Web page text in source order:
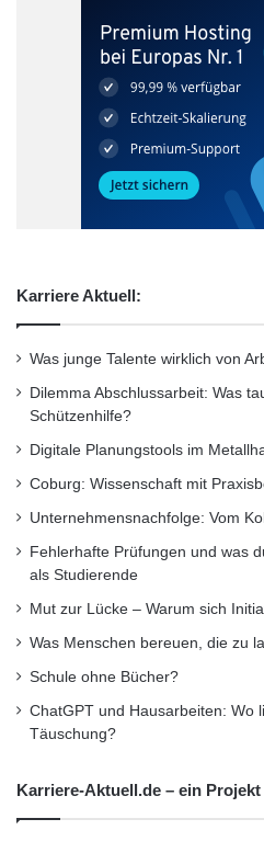
Karriere Aktuell:
Was junge Talente wirklich von
Dilemma Abschlussarbeit: Was
Schützenhilfe?
Digitale Planungstools im
Coburg: Wissenschaft mit
Unternehmensnachfolge: Vom
Fehlerhafte Prüfungen und was
als Studierende
Mut zur Lücke – Warum sich
Was Menschen bereuen, die zu
Schule ohne Bücher?
ChatGPT und Hausarbeiten: Wo
Täuschung?
Karriere-Aktuell.de – ein